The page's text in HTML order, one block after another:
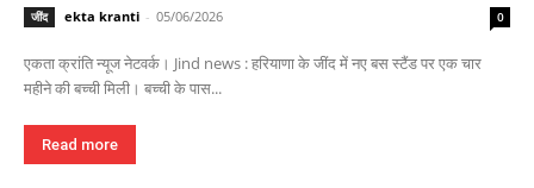
जींद ekta kranti - 05/06/2026 0
एकता क्रांति न्यूज नेटवर्क। Jind news : हरियाणा के जींद में नए बस स्टैंड पर एक चार
महीने की बच्ची मिली। बच्ची के पास...
Read more